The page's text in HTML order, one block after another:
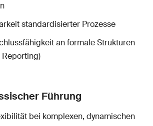
standardisierter Prozesse
an formale Strukturen
Führung
bei komplexen, dynamischen